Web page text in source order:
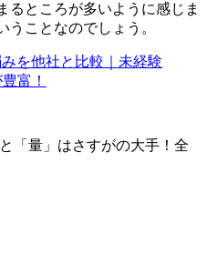
るところが多いように感じま
うことなのでしょう。
を他社と比較｜未経験
富！
「量」はさすがの大手！全